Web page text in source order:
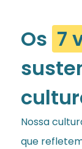
Os 7
Nossa
que